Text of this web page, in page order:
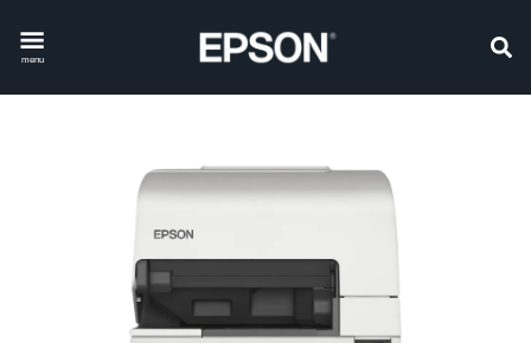
menu